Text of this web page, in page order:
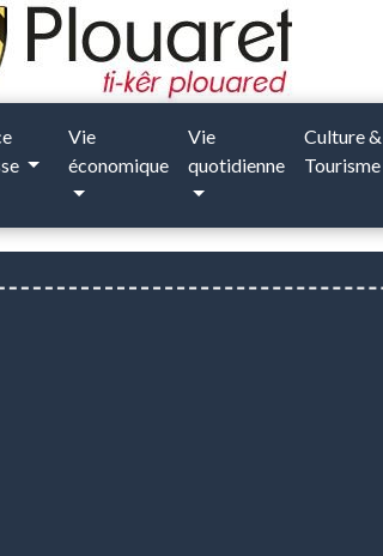
Vie
économique
Vie
quotidienne
Culture &